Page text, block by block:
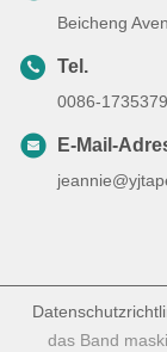
Beicheng
Tel.
0086-
E-Mail-
das Band